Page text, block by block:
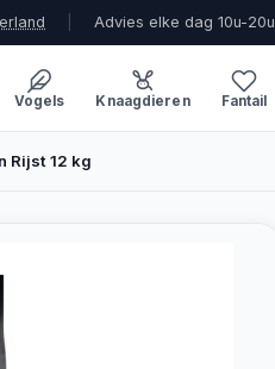
Advies elke dag 10u-20u
Vogels Knaagdieren Fantail
Rijst 12 kg